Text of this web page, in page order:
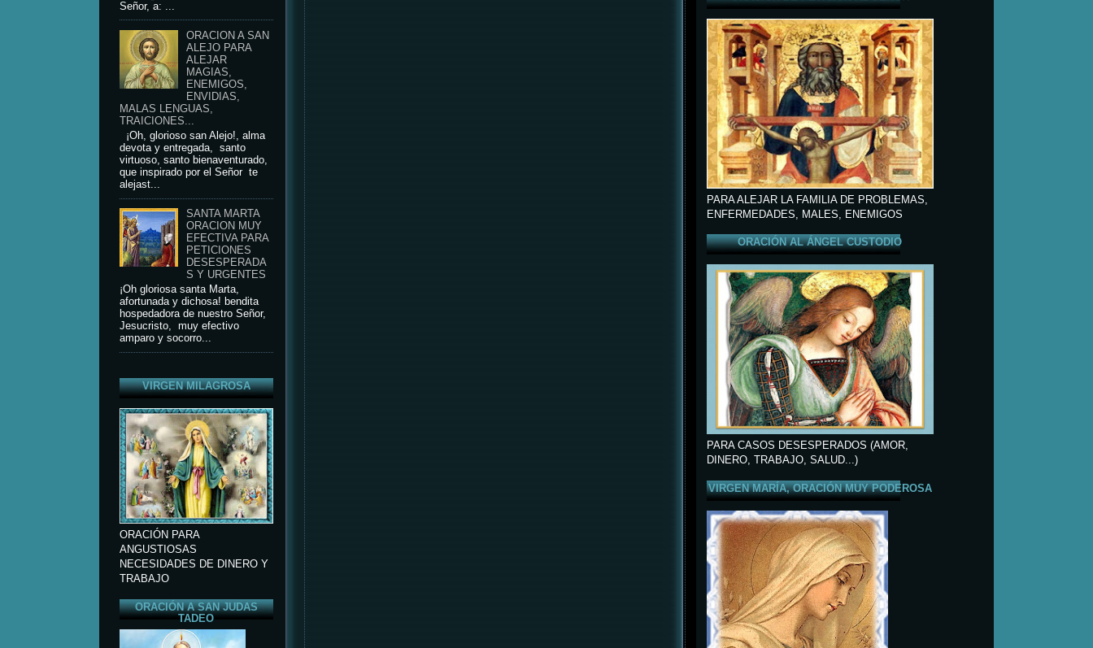
Señor, a: ...
ORACION A SAN
ALEJO PARA
ALEJAR
MAGIAS,
ENEMIGOS,
ENVIDIAS,
MALAS LENGUAS,
TRAICIONES...
¡Oh, glorioso san Alejo!, alma
devota y entregada, santo
virtuoso, santo bienaventurado,
que inspirado por el Señor te
alejast...
SANTA MARTA
ORACION MUY
EFECTIVA PARA
PETICIONES
DESESPERADA
S Y URGENTES
¡Oh gloriosa santa Marta,
afortunada y dichosa! bendita
hospedadora de nuestro Señor,
Jesucristo, muy efectivo
amparo y socorro...
VIRGEN MILAGROSA
ORACIÓN PARA
ANGUSTIOSAS
NECESIDADES DE DINERO Y
TRABAJO
ORACIÓN A SAN JUDAS
TADEO
PARA ALEJAR LA FAMILIA DE PROBLEMAS,
ENFERMEDADES, MALES, ENEMIGOS
ORACIÓN AL ÁNGEL CUSTODIO
PARA CASOS DESESPERADOS (AMOR,
DINERO, TRABAJO, SALUD...)
VIRGEN MARÍA, ORACIÓN MUY PODEROSA